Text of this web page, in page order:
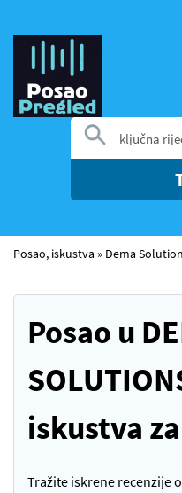
Posao, iskustva » Dema
Posao u
iskustva
Tražite iskrene recenzije o